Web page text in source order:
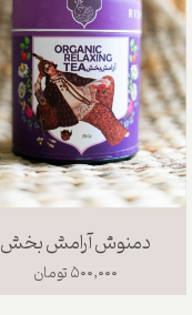
دمنوش آرامش بخش
۵۰۰,۰۰۰ تومان